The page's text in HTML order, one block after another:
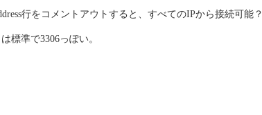
行をコメントアウトすると、すべてのIPから接続可能？
標準で3306っぽい。